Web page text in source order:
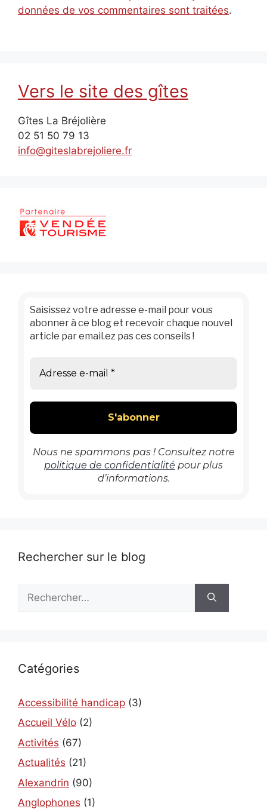
données de vos commentaires sont traitées.
Vers le site des gîtes
Gîtes La Bréjolière
02 51 50 79 13
info@giteslabrejoliere.fr
Saisissez votre adresse e-mail pour vous
abonner à ce blog et recevoir chaque nouvel
article par email.ez pas ces conseils !
Nous ne spammons pas ! Consultez notre
politique de confidentialité pour plus
d’informations.
Rechercher sur le blog
Catégories
Accessibilité handicap (3)
Accueil Vélo (2)
Activités (67)
Actualités (21)
Alexandrin (90)
Anglophones (1)